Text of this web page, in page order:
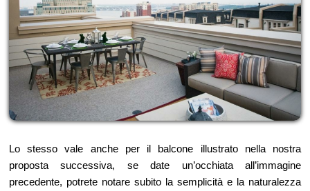
Lo stesso vale anche per il balcone illustrato nella nostra
proposta successiva, se date un’occhiata all’immagine
precedente, potrete notare subito la semplicità e la naturalezza